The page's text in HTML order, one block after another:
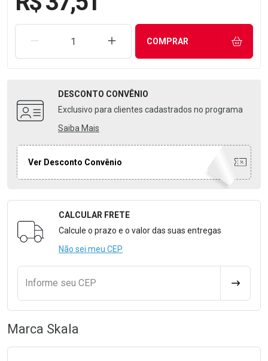
REMOVER UMA UNIDADEAUMENTAR UMA UNIDADE
COMPRAR
DESCONTO CONVÊNIO
Exclusivo para clientes cadastrados no programa
Saiba Mais
Ver Desconto Convênio
Formulário para Calcular o Frete
CALCULAR FRETE
Calcule o prazo e o valor das suas entregas
Não sei meu CEP
Informe seu CEP
Marca Skala